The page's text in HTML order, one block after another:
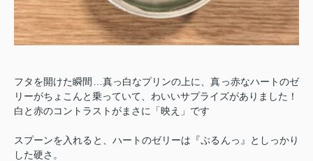
フタを開けた瞬間…真っ白なプリンの上に、真っ赤なハートのゼ
リーがちょこんと乗っていて、わいいサプライズがありました！
白と赤のコントラストがまさに「映え」です
スプーンを入れると、ハートのゼリーは『ぷるんっ』としっかり
した硬さ。